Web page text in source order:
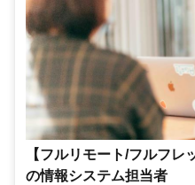
【フルリモート/フルフ
の情報システム担当者